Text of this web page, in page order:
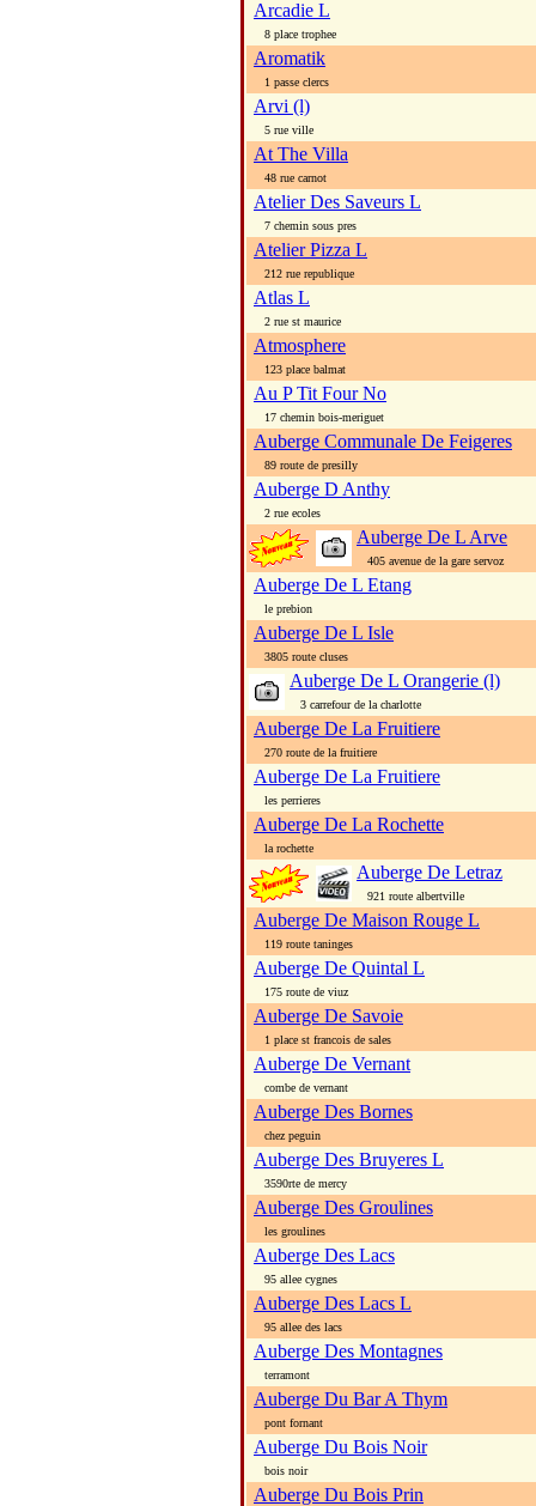
Arcadie L
8 place trophee
Aromatik
1 passe clercs
Arvi (l)
5 rue ville
At The Villa
48 rue carnot
Atelier Des Saveurs L
7 chemin sous pres
Atelier Pizza L
212 rue republique
Atlas L
2 rue st maurice
Atmosphere
123 place balmat
Au P Tit Four No
17 chemin bois-meriguet
Auberge Communale De Feigeres
89 route de presilly
Auberge D Anthy
2 rue ecoles
Auberge De L Arve
405 avenue de la gare servoz
Auberge De L Etang
le prebion
Auberge De L Isle
3805 route cluses
Auberge De L Orangerie (l)
3 carrefour de la charlotte
Auberge De La Fruitiere
270 route de la fruitiere
Auberge De La Fruitiere
les perrieres
Auberge De La Rochette
la rochette
Auberge De Letraz
921 route albertville
Auberge De Maison Rouge L
119 route taninges
Auberge De Quintal L
175 route de viuz
Auberge De Savoie
1 place st francois de sales
Auberge De Vernant
combe de vernant
Auberge Des Bornes
chez peguin
Auberge Des Bruyeres L
3590rte de mercy
Auberge Des Groulines
les groulines
Auberge Des Lacs
95 allee cygnes
Auberge Des Lacs L
95 allee des lacs
Auberge Des Montagnes
terramont
Auberge Du Bar A Thym
pont fornant
Auberge Du Bois Noir
bois noir
Auberge Du Bois Prin